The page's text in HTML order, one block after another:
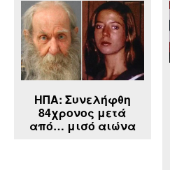
ΗΠΑ: Συνελήφθη
84χρονος μετά
από… μισό αιώνα